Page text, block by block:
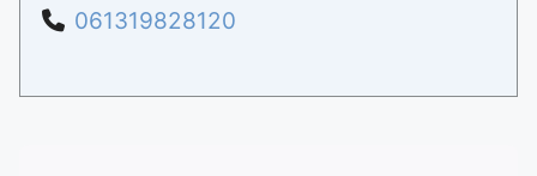
061319828120